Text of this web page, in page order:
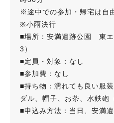
※途中での参加・帰宅は自
※小雨決行
■場所：安満遺跡公園 東
3）
■定員・対象：なし
■参加費：なし
■持ち物：濡れても良い服
ダル、帽子、お茶、水鉄砲
■申込み方法：当日、安満